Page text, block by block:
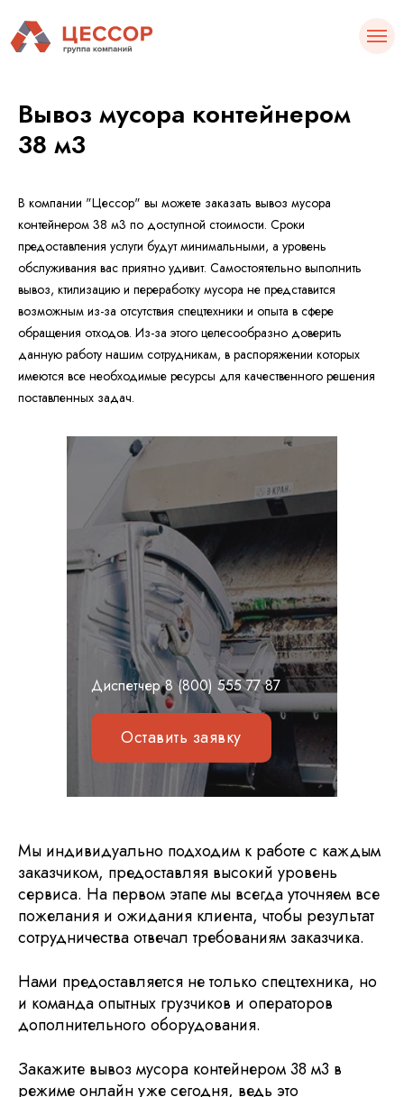
Вывоз мусора контейнером
38 м3
В компании "Цессор" вы можете заказать вывоз мусора
контейнером 38 м3 по доступной стоимости. Сроки
предоставления услуги будут минимальными, а уровень
обслуживания вас приятно удивит. Самостоятельно выполнить
вывоз, ктилизацию и переработку мусора не представится
возможным из-за отсутствия спецтехники и опыта в сфере
обращения отходов. Из-за этого целесообразно доверить
данную работу нашим сотрудникам, в распоряжении которых
имеются все необходимые ресурсы для качественного решения
поставленных задач.
Диспетчер8 (800) 555 77 87
Оставить заявку
Мы индивидуально подходим к работе с каждым
заказчиком, предоставляя высокий уровень
сервиса. На первом этапе мы всегда уточняем все
пожелания и ожидания клиента, чтобы результат
сотрудничества отвечал требованиям заказчика.
Нами предоставляется не только спецтехника, но
и команда опытных грузчиков и операторов
дополнительного оборудования.
Закажите вывоз мусора контейнером 38 м3 в
режиме онлайн уже сегодня, ведь это